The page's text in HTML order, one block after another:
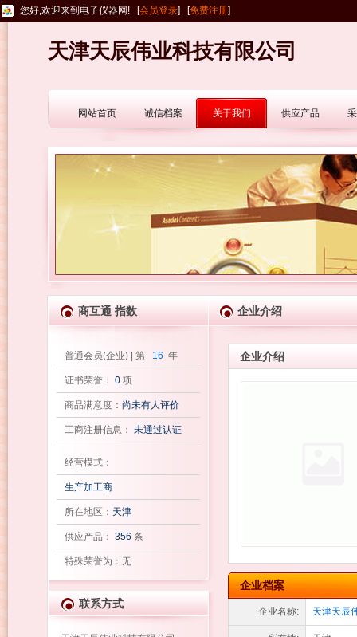
您好,欢迎来到电子仪器网! [会员登录] [免费注册]
天津天辰伟业科技有限公司
网站首页 诚信档案 关于我们 供应产品
商互通 指数 企业介绍
普通会员(企业) | 第 16 年
证书荣誉： 0项
商品满意度： 尚未有人评价
工商注册信息： 未通过认证
经营模式：
生产加工商
所在地区： 天津
供应产品： 356 条
特殊荣誉为：无
联系方式
企业介绍
企业档案
企业名称: 天津天辰